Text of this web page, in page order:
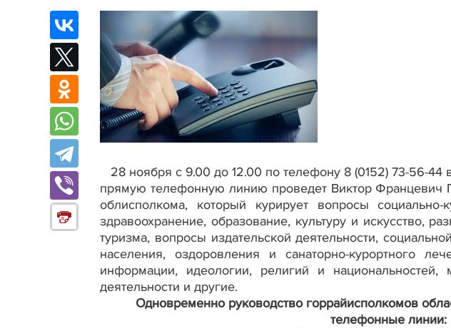
28 ноября с 9.00 до 12.00 по телефону 8 (0152) 73-56-44
прямую телефонную линию проведет Виктор Францевич
облисполкома, который курирует вопросы
здравоохранение, образование, культуру и искусство,
туризма, вопросы издательской деятельности,
населения, оздоровления и санаторно-курортного
информации, идеологии, религий и национальностей,
деятельности и другие.
Одновременно руководство горрайисполкомов
телефонные линии: